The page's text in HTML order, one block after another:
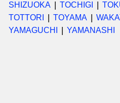
SHIZUOKA
TOCHIGI
TOTTORI
TOYAMA
YAMAGUCHI
YAMANASHI